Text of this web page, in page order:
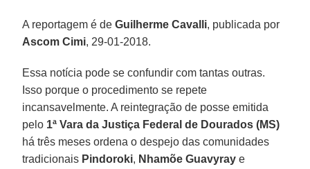
A reportagem é deGuilherme Cavalli, publicada por
Ascom Cimi, 29-01-2018.
Essa notícia pode se confundir com tantas outras.
Isso porque o procedimento se repete
incansavelmente. A reintegração de posse emitida
pelo 1ª Vara da Justiça Federal de Dourados (MS)
há três meses ordena o despejo das comunidades
tradicionais Pindoroki, Nhamõe Guavyray e